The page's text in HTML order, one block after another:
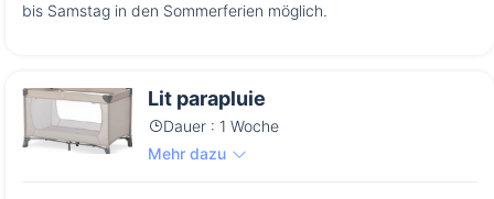
bis Samstag in den Sommerferien möglich.
Lit parapluie
Dauer : 1 Woche
Mehr dazu